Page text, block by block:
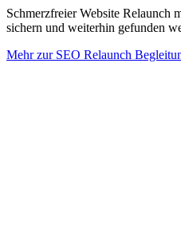
Schmerzfreier Website Relaunch
sichern und weiterhin gefunden
Mehr zur SEO Relaunch